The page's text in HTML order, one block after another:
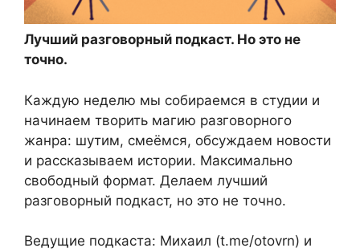
Лучший разговорный подкаст. Но это не
точно.
Каждую неделю мы собираемся в студии и
начинаем творить магию разговорного
жанра: шутим, смеёмся, обсуждаем новости
и рассказываем истории. Максимально
свободный формат. Делаем лучший
разговорный подкаст, но это не точно.
Ведущие подкаста: Михаил (t.me/otovrn) и